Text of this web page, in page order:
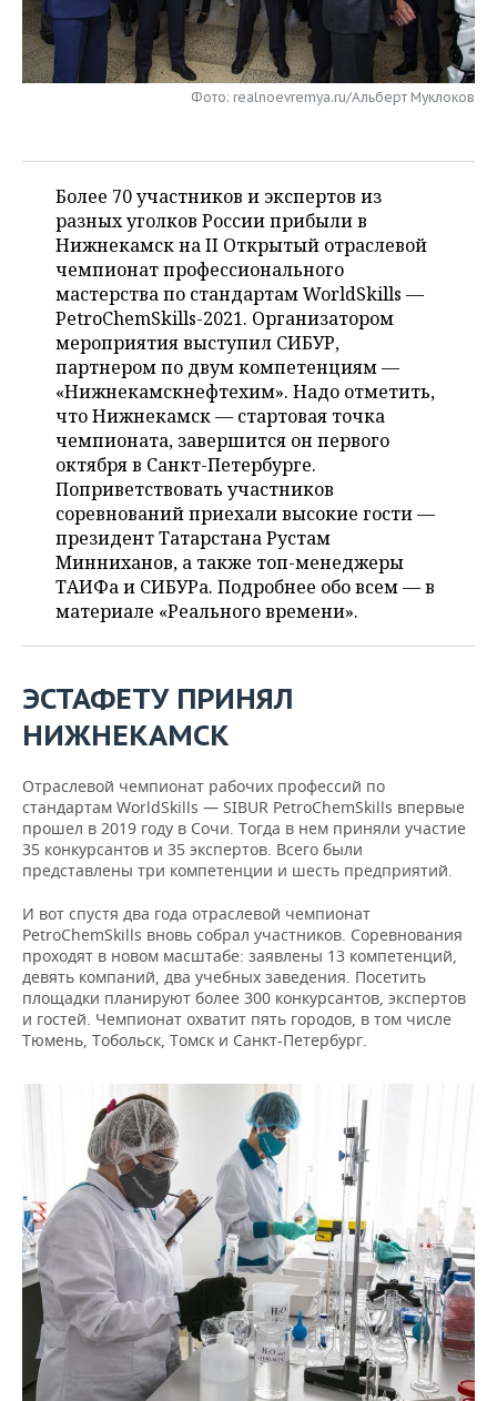
ТЕЛЕКОММУНИКАЦИИ
БИЗНЕС-БРАНЧИ
ONLINE-КОНФЕРЕНЦИИ
ФУТБОЛ
ХОККЕЙ
КИБЕРСПОРТ
ФИГУРНОЕ КАТАНИЕ
ВОДНЫЕ ВИДЫ СПОРТА
ХОККЕЙ С МЯЧОМ
НОВОСТИ ОБЩЕСТВА
ВЛАСТЬ
КУЛЬТУРА
МЕДИЦИНА
ОБРАЗОВАНИЕ
ПРОИСШЕСТВИЯ
ФОТОГАЛЕРЕЯ
СЮЖЕТЫ
СПИСОК КОМПАНИЙ
Фото: realnoevremya.ru/Альберт Муклоков
Более 70 участников и экспертов из
разных уголков России прибыли в
Нижнекамск на II Открытый отраслевой
чемпионат профессионального
мастерства по стандартам WorldSkills —
PetroChemSkills-2021. Организатором
мероприятия выступил СИБУР,
партнером по двум компетенциям —
«Нижнекамскнефтехим». Надо отметить,
что Нижнекамск — стартовая точка
чемпионата, завершится он первого
октября в Санкт-Петербурге.
Поприветствовать участников
соревнований приехали высокие гости —
президент Татарстана Рустам
Минниханов, а также топ-менеджеры
ТАИФа и СИБУРа. Подробнее обо всем — в
материале «Реального времени».
ЭСТАФЕТУ ПРИНЯЛ
НИЖНЕКАМСК
Отраслевой чемпионат рабочих профессий по
стандартам WorldSkills — SIBUR PetroСhemSkills впервые
прошел в 2019 году в Сочи. Тогда в нем приняли участие
35 конкурсантов и 35 экспертов. Всего были
представлены три компетенции и шесть предприятий.
И вот спустя два года отраслевой чемпионат
PetroСhemSkills вновь собрал участников. Соревнования
проходят в новом масштабе: заявлены 13 компетенций,
девять компаний, два учебных заведения. Посетить
площадки планируют более 300 конкурсантов, экспертов
и гостей. Чемпионат охватит пять городов, в том числе
Тюмень, Тобольск, Томск и Санкт-Петербург.